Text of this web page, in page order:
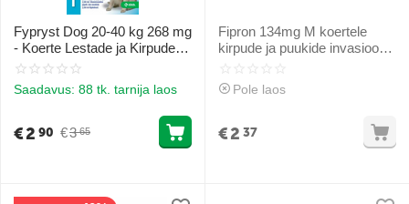
Fypryst Dog 20-40 kg 268 mg
- Koerte Lestade ja Kirpude
Invasiooni Profülaktikaks ja
Saadavus: 88 tk. tarnija laos
€3 65
€2 90
Fipron 134mg M koertele
kirpude ja puukide invasiooni
(1gb)
Pole laos
€2 37